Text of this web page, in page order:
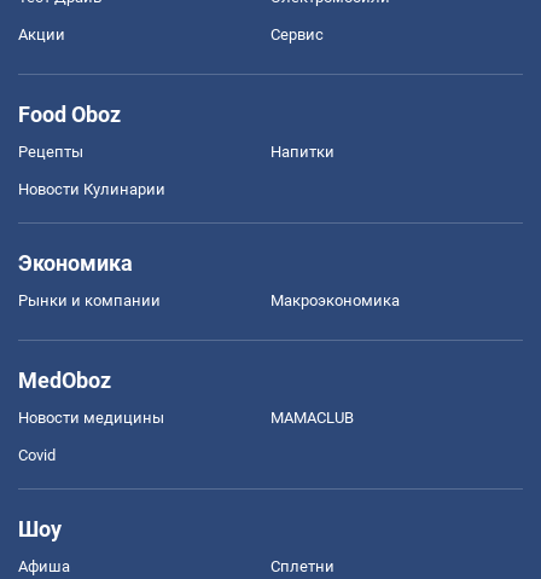
Акции Сервис
Food Oboz
Рецепты Напитки
Новости Кулинарии
Экономика
Рынки и компании Mакроэкономика
MedOboz
Новости медицины MAMACLUB
Covid
Шоу
Афиша Сплетни